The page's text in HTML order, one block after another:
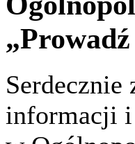
Serdecznie
informacji i